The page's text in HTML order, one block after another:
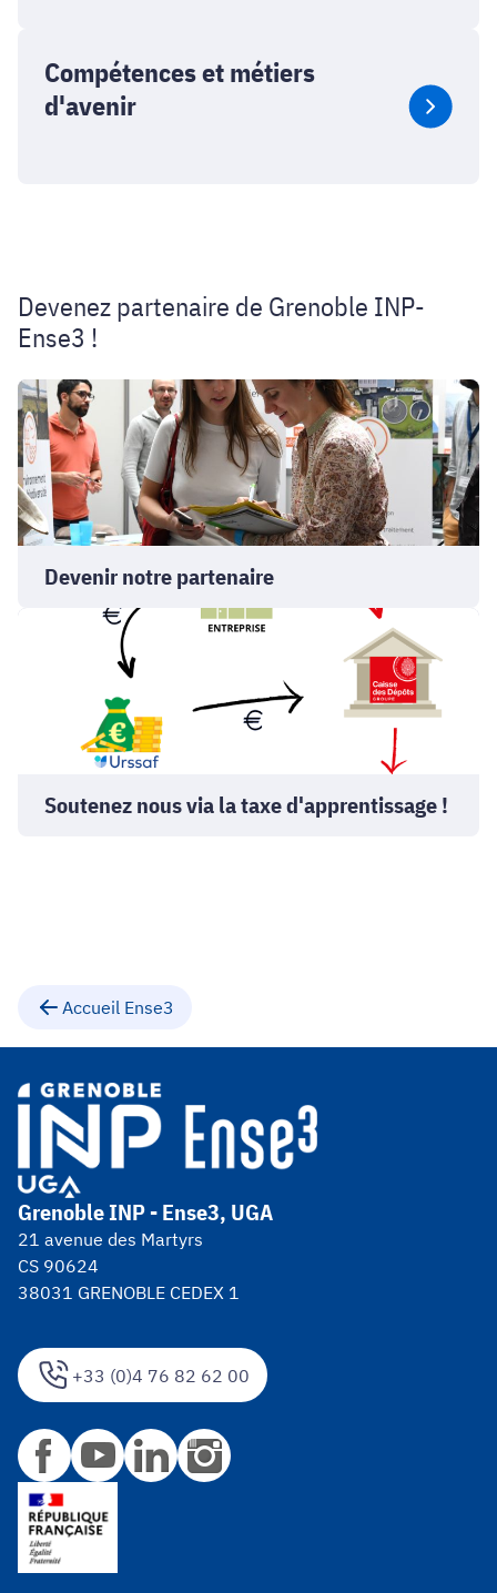
Compétences et métiers
d'avenir
Devenez partenaire de Grenoble INP-
Ense3 !
Devenir
notre
partenaire
Devenir notre partenaire
Soutenez
d'apprentissage
Soutenez nous via la taxe d'apprentissage !
Accueil Ense3
+33 (0)4 76 82 62 00
Grenoble INP - Ense3, UGA
21 avenue des Martyrs
CS 90624
38031 GRENOBLE CEDEX 1